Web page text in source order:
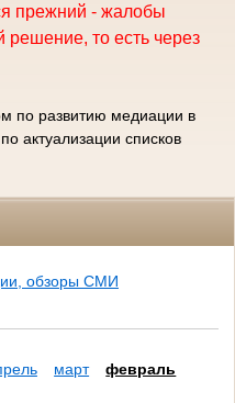
прежний - жалобы
решение, то есть через
по развитию медиации в
актуализации списков
обзоры СМИ
март
февраль